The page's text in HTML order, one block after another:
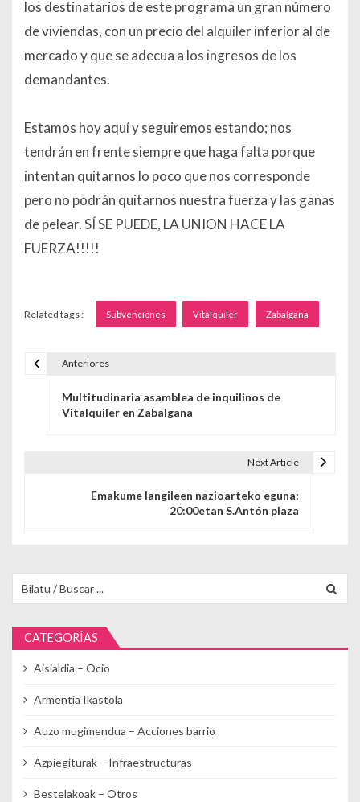
los destinatarios de este programa un gran número
de viviendas, con un precio del alquiler inferior al de
mercado y que se adecua a los ingresos de los
demandantes.
Estamos hoy aquí y seguiremos estando; nos
tendrán en frente siempre que haga falta porque
intentan quitarnos lo poco que nos corresponde
pero no podrán quitarnos nuestra fuerza y las ganas
de pelear. SÍ SE PUEDE, LA UNION HACE LA
FUERZA!!!!!
Related tags : Subvenciones Vitalquiler Zabalgana
Anteriores
Multitudinaria asamblea de inquilinos de
Vitalquiler en Zabalgana
Next Article
Emakume langileen nazioarteko eguna:
20:00etan S.Antón plaza
CATEGORÍAS
Aisialdia – Ocio
Armentia Ikastola
Auzo mugimendua – Acciones barrio
Azpiegiturak – Infraestructuras
Bestelakoak – Otros